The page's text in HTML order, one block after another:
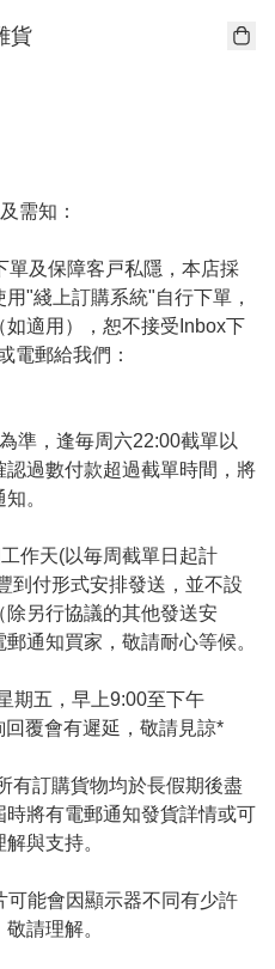
貨
需知：
單及保障客戸私隱，本店採
"綫上訂購系統"自行下單，
適用），恕不接受Inbox下
電郵給我們：
準，逢毎周六22:00截單以
過數付款超過截單時間，將
。
作天(以毎周截單日起計
到付形式安排發送，並不設
另行協議的其他發送安
通知買家，敬請耐心等候。
期五，早上9:00至下午
覆會有遲延，敬請見諒*
有訂購貨物均於長假期後盡
將有電郵通知發貨詳情或可
與支持。
可能會因顯示器不同有少許
請理解。